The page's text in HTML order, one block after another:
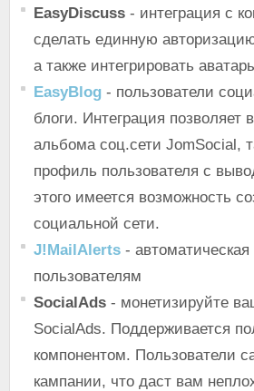
EasyDiscuss - интеграция с
сделать единную
а также интегрировать
EasyBlog - пользователи
блоги. Интеграция
альбома соц.сети JomSocial,
профиль пользователя с
этого имеется возможность
социальной сети.
J!MailAlerts -
пользователям
SocialAds - монетизируйте
SocialAds. Поддерживается
компонентом. Пользователи
кампании, что даст вам